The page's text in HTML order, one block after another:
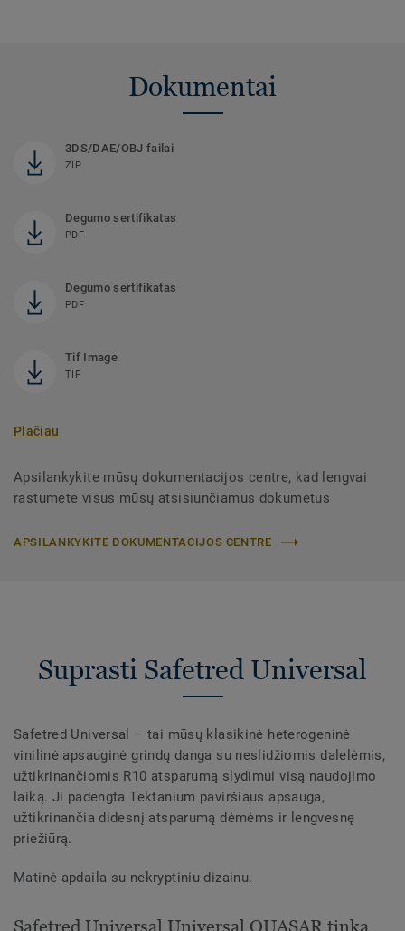
Dokumentai
3DS/DAE/OBJ failai
ZIP
Degumo sertifikatas
PDF
Degumo sertifikatas
PDF
Tif Image
TIF
Plačiau
Apsilankykite mūsų dokumentacijos centre, kad lengvai
rastumėte visus mūsų atsisiunčiamus dokumetus
APSILANKYKITE DOKUMENTACIJOS CENTRE
Suprasti Safetred Universal
Safetred Universal – tai mūsų klasikinė heterogeninė
vinilinė apsauginė grindų danga su neslidžiomis dalelėmis,
užtikrinančiomis R10 atsparumą slydimui visą naudojimo
laiką. Ji padengta Tektanium paviršiaus apsauga,
užtikrinančia didesnį atsparumą dėmėms ir lengvesnę
priežiūrą.
Matinė apdaila su nekryptiniu dizainu.
Safetred Universal Universal QUASAR tinka